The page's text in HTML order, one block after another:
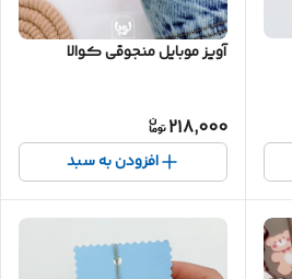
آویز موبایل منجوقی کوالا
218,000
افزودن به سبد